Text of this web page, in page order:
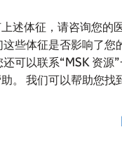
述体征，请咨询您的
这些体征是否影响了您
可以联系“MSK 资源
。 我们可以帮助您找